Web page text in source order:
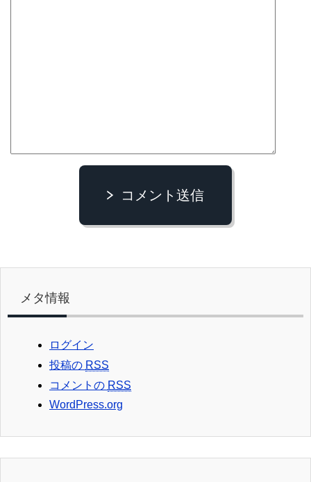
コメント送信
メタ情報
ログイン
投稿の RSS
コメントの RSS
WordPress.org